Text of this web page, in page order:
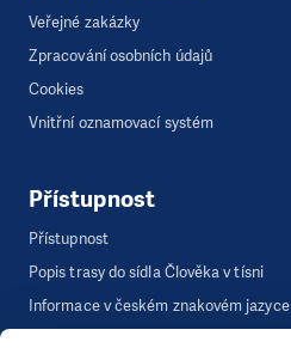
Veřejné zakázky
Zpracování osobních údajů
Cookies
Vnitřní oznamovací systém
Přístupnost
Přístupnost
Popis trasy do sídla Člověka v tísni
Informace v českém znakovém jazyce